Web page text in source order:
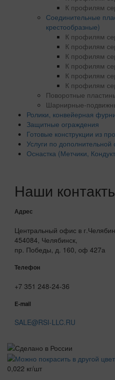
К профилям
Соединительные
крестообразные)
К профилям
К профилям
К профилям
К профилям
К профилям
К профилям
Поворотные
Шарнирные-
Ролики, конвейерная
Защитные ограждения
Готовые конструкции из
Услуги по дополнительной
Оснастка (Метчики,
Наши
Адрес
Центральный офис в
454084, Челябинск,
пр. Победы, д. 160, оф 427а
Телефон
+7 351 248-24-36
E-mail
SALE@RSI-LLC.RU
0,022 кг/шт